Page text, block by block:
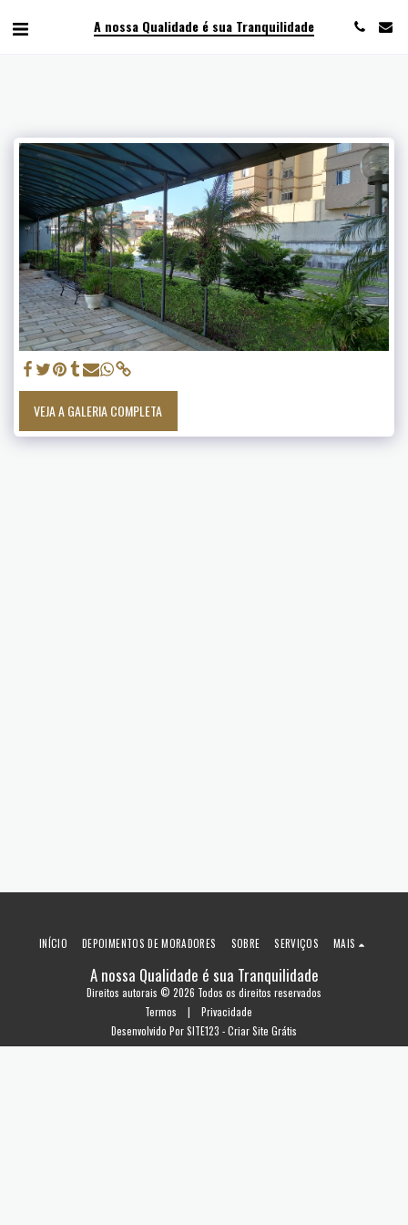
A nossa Qualidade é sua Tranquilidade
VEJA A GALERIA COMPLETA
A nossa Qualidade é sua Tranquilidade
Direitos autorais © 2026 Todos os direitos reservados
Termos | Privacidade
Desenvolvido PorSITE123 -Criar Site Grátis
INÍCIO DEPOIMENTOS DE MORADORES SOBRE SERVIÇOS MAIS